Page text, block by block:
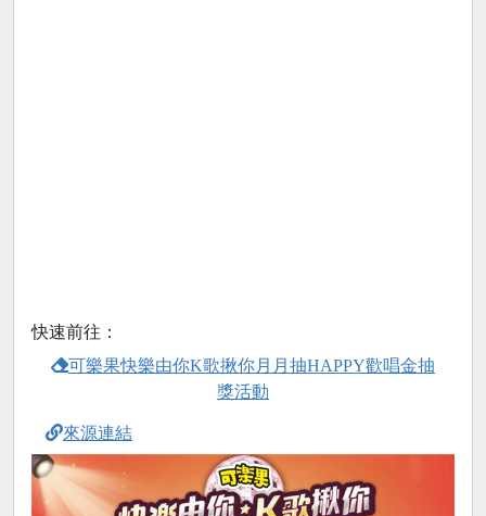
快速前往：
可樂果快樂由你K歌揪你月月抽HAPPY歡唱金抽
獎活動
來源連結